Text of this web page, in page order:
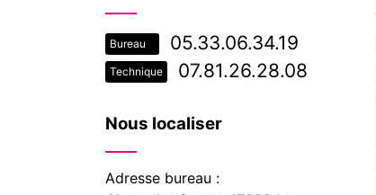
Bureau 05.33.06.34.19
Technique 07.81.26.28.08
Nous localiser
Adresse bureau :